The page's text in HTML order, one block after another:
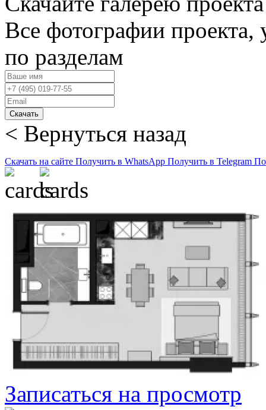
Все фотографии проекта,
по разделам
Скачать
< Вернуться назад
Скачать на сайте Получить в WhatsApp Получить в Telegram
Записаться на просмотр